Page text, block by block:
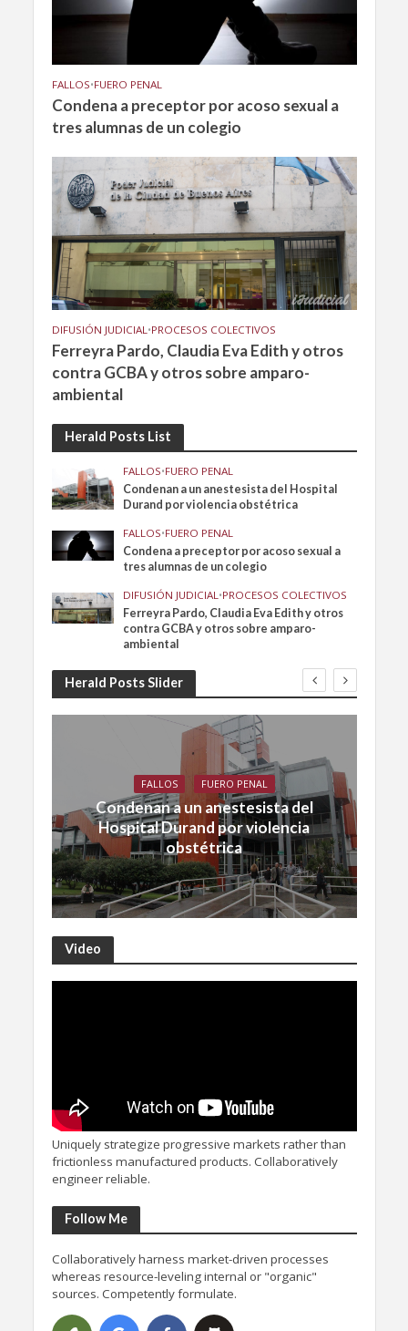
FALLOS•FUERO PENAL
Condena a preceptor por acoso sexual a
tres alumnas de un colegio
DIFUSIÓN JUDICIAL •PROCESOS COLECTIVOS
Ferreyra Pardo, Claudia Eva Edith y otros
contra GCBA y otros sobre amparo-
ambiental
Herald Posts List
FALLOS•FUERO PENAL
Condenan a un anestesista del Hospital
Durand por violencia obstétrica
FALLOS•FUERO PENAL
Condena a preceptor por acoso sexual a
tres alumnas de un colegio
DIFUSIÓN JUDICIAL •PROCESOS COLECTIVOS
Ferreyra Pardo, Claudia Eva Edith y otros
contra GCBA y otros sobre amparo-
ambiental
Herald Posts Slider
FALLOS FUERO PENAL
Condenan a un anestesista del
Hospital Durand por violencia
obstétrica
Video
Uniquely strategize progressive markets rather than
frictionless manufactured products. Collaboratively
engineer reliable.
Follow Me
Collaboratively harness market-driven processes
whereas resource-leveling internal or "organic"
sources. Competently formulate.